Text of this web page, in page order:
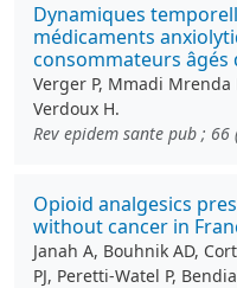
Dynamiques
médicaments
consommateurs âgés
Verger P, Mmadi
Verdoux H.
Rev epidem sante pub ; 66
Opioid analgesics
without cancer in
Janah A, Bouhnik AD,
PJ, Peretti-Watel P,